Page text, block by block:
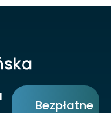
Bezpłatne